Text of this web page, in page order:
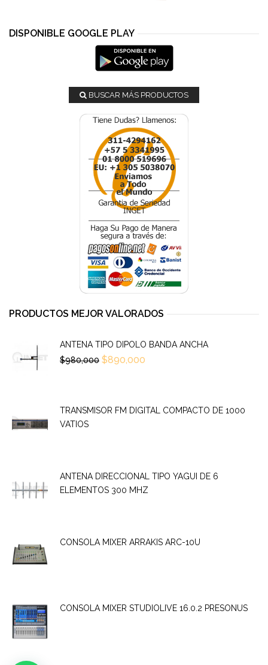
DISPONIBLE GOOGLE PLAY
BUSCAR MÁS PRODUCTOS
PRODUCTOS MEJOR VALORADOS
ANTENA TIPO DIPOLO BANDA ANCHA
$980,000 $890,000
TRANSMISOR FM DIGITAL COMPACTO DE 1000
VATIOS
ANTENA DIRECCIONAL TIPO YAGUI DE 6
ELEMENTOS 300 MHZ
CONSOLA MIXER ARRAKIS ARC-10U
CONSOLA MIXER STUDIOLIVE 16.0.2 PRESONUS